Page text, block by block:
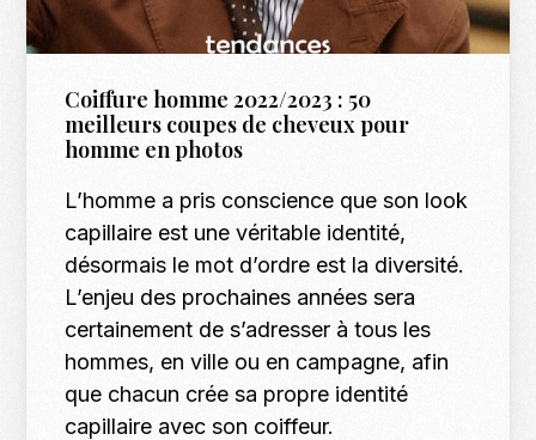
Coiffure homme 2022/2023 : 50
meilleurs coupes de cheveux pour
homme en photos
L’homme a pris conscience que son look
capillaire est une véritable identité,
désormais le mot d’ordre est la diversité.
L’enjeu des prochaines années sera
certainement de s’adresser à tous les
hommes, en ville ou en campagne, afin
que chacun crée sa propre identité
capillaire avec son coiffeur.